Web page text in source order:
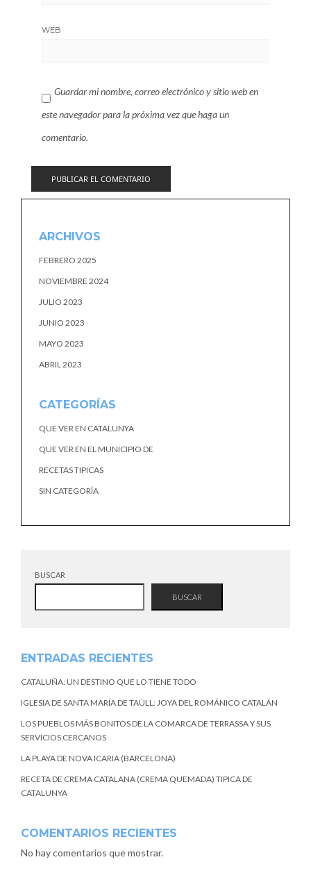
WEB
Guardar mi nombre, correo electrónico y sitio web en
este navegador para la próxima vez que haga un
comentario.
ARCHIVOS
FEBRERO 2025
NOVIEMBRE 2024
JULIO 2023
JUNIO 2023
MAYO 2023
ABRIL 2023
CATEGORÍAS
QUE VER EN CATALUNYA
QUE VER EN EL MUNICIPIO DE
RECETAS TIPICAS
SIN CATEGORÍA
BUSCAR
BUSCAR
ENTRADAS RECIENTES
CATALUÑA: UN DESTINO QUE LO TIENE TODO
IGLESIA DE SANTA MARÍA DE TAÜLL: JOYA DEL ROMÁNICO CATALÁN
LOS PUEBLOS MÁS BONITOS DE LA COMARCA DE TERRASSA Y SUS
SERVICIOS CERCANOS
LA PLAYA DE NOVA ICARIA (BARCELONA)
RECETA DE CREMA CATALANA (CREMA QUEMADA) TIPICA DE
CATALUNYA
COMENTARIOS RECIENTES
No hay comentarios que mostrar.